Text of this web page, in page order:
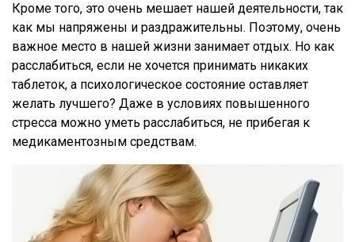
Кроме того, это очень мешает нашей деятельности, так
как мы напряжены и раздражительны. Поэтому, очень
важное место в нашей жизни занимает отдых. Но как
расслабиться, если не хочется принимать никаких
таблеток, а психологическое состояние оставляет
желать лучшего? Даже в условиях повышенного
стресса можно уметь расслабиться, не прибегая к
медикаментозным средствам.